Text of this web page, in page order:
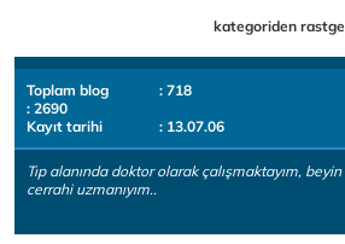
kategoriden
Toplam blog
: 718
: 2690
Kayıt tarihi
: 13.07.06
Tıp alanında doktor olarak çalışmaktayım, beyin
cerrahi uzmanıyım..